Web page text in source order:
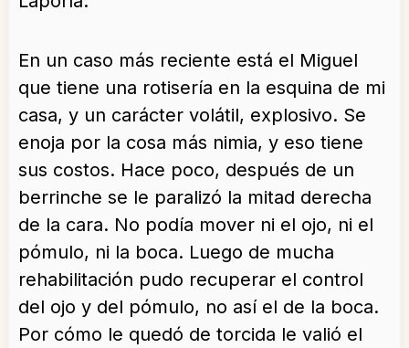
En un caso más reciente está el Miguel
que tiene una rotisería en la esquina de mi
casa, y un carácter volátil, explosivo. Se
enoja por la cosa más nimia, y eso tiene
sus costos. Hace poco, después de un
berrinche se le paralizó la mitad derecha
de la cara. No podía mover ni el ojo, ni el
pómulo, ni la boca. Luego de mucha
rehabilitación pudo recuperar el control
del ojo y del pómulo, no así el de la boca.
Por cómo le quedó de torcida le valió el